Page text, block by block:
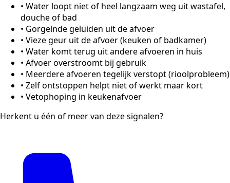
• Water loopt niet of heel langzaam weg uit wastafel,
douche of bad
• Gorgelnde geluiden uit de afvoer
• Vieze geur uit de afvoer (keuken of badkamer)
• Water komt terug uit andere afvoeren in huis
• Afvoer overstroomt bij gebruik
• Meerdere afvoeren tegelijk verstopt (rioolprobleem)
• Zelf ontstoppen helpt niet of werkt maar kort
• Vetophoping in keukenafvoer
Herkent u één of meer van deze signalen?